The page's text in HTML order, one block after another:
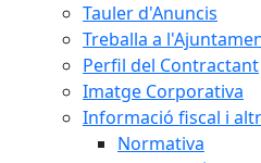
Tauler d'Anuncis
Treballa a
Perfil del Contractant
Imatge Corporativa
Informació fiscal i
Normativa